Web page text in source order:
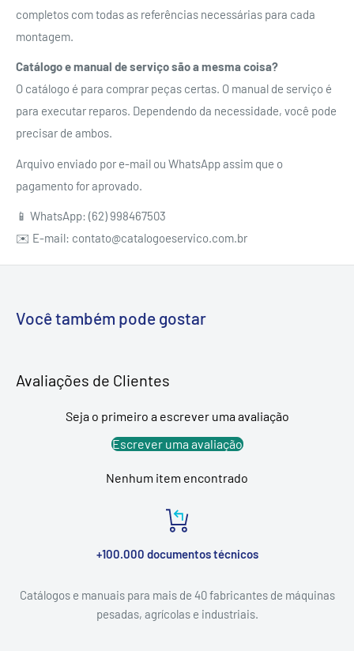
completos com todas as referências necessárias para cada
montagem.
Catálogo e manual de serviço são a mesma coisa?
O catálogo é para comprar peças certas. O manual de serviço é
para executar reparos. Dependendo da necessidade, você pode
precisar de ambos.
Arquivo enviado por e-mail ou WhatsApp assim que o
pagamento for aprovado.
📱 WhatsApp: (62) 998467503
✉️ E-mail: contato@catalogoeservico.com.br
Você também pode gostar
Avaliações de Clientes
Seja o primeiro a escrever uma avaliação
Escrever uma avaliação
Nenhum item encontrado
+100.000 documentos técnicos
Catálogos e manuais para mais de 40 fabricantes de máquinas
pesadas, agrícolas e industriais.